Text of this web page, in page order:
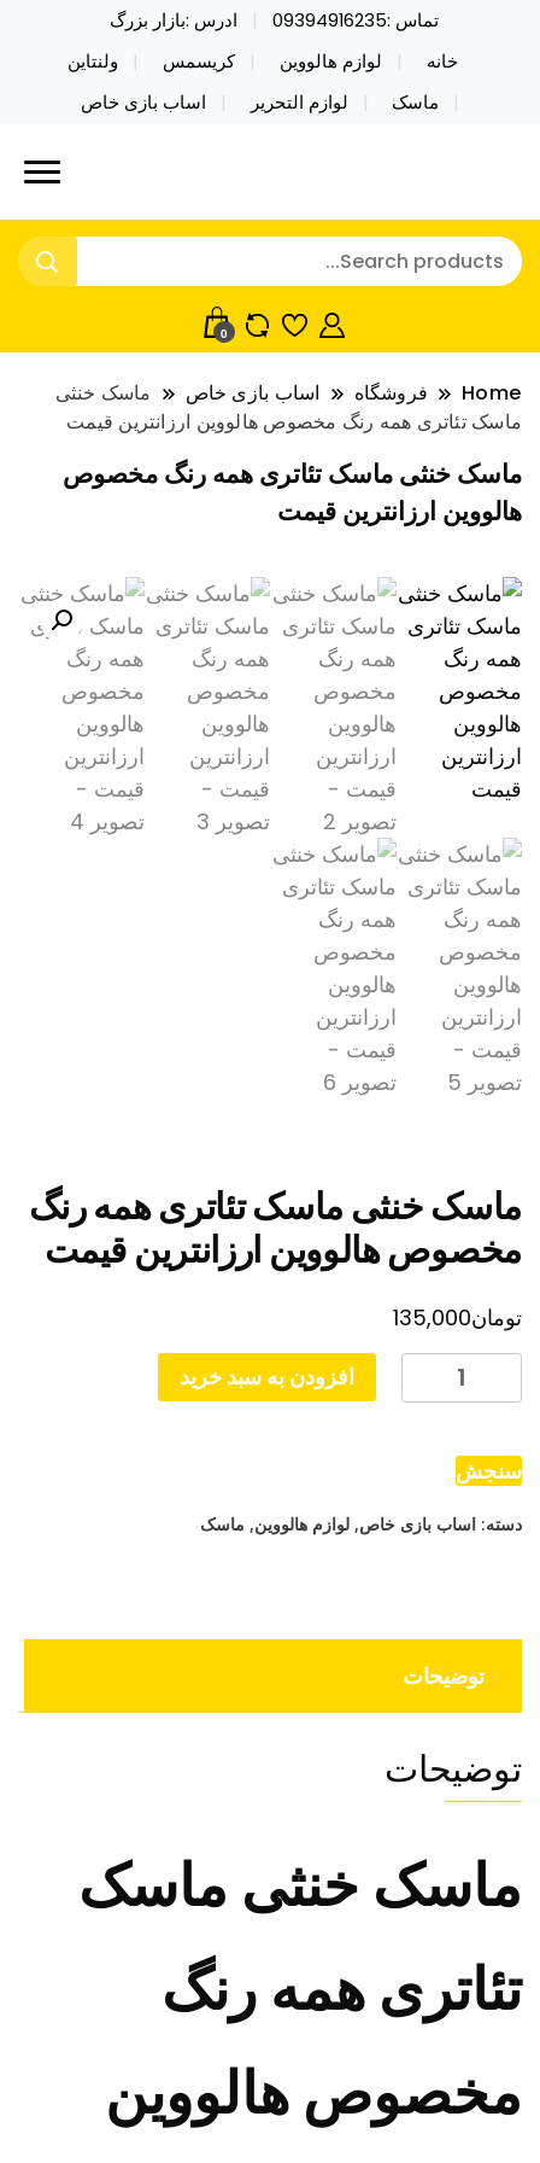
تماس :09394916235
ادرس :بازار بزرگ
خانه
لوازم هالووین کریسمس
ولنتاین
ماسک
لوازم التحریر اساب بازی خاص
نایکر توی فروش عمده لوازم هالووین
ولن تاین کادویی کریسمس اکسسوری
خرید محصولات خاص فیجت اسباب بازی تراول ماگ نایکر
توی فروش عمده لوازم هالووین ولن تاین کادویی
کریسمس اکسسوری ماسک در واردات مستقیم
0
Home فروشگاه اساب بازی خاص
ماسک خنثی
ماسک تئاتری همه رنگ مخصوص هالووین ارزانترین قیمت
ماسک خنثی ماسک تئاتری همه رنگ مخصوص
هالووین ارزانترین قیمت
ماسک خنثی ماسک تئاتری همه رنگ
مخصوص هالووین ارزانترین قیمت
تومان135,000
خنثی
تئاتری
رنگ
افزودن به سبد خرید
سنجش
دسته: اساب بازی خاص, لوازم هالووین, ماسک
توضیحات
توضیحات
ماسک خنثی ماسک
تئاتری همه رنگ
مخصوص هالووین